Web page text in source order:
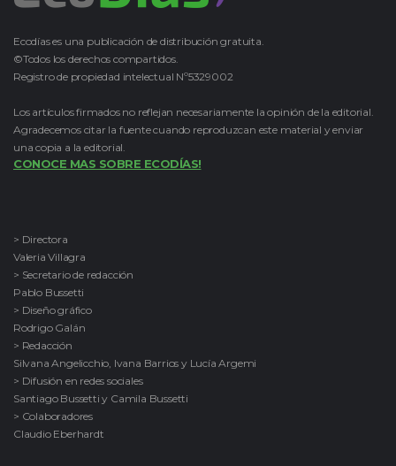
Ecodías es una publicación de distribución gratuita.
©Todos los derechos compartidos.
Registro de propiedad intelectual Nº5329002
Los artículos firmados no reflejan necesariamente la opinión de la editorial.
Agradecemos citar la fuente cuando reproduzcan este material y enviar
una copia a la editorial.
CONOCE MAS SOBRE ECODÍAS!
> Directora
Valeria Villagra
> Secretario de redacción
Pablo Bussetti
> Diseño gráfico
Rodrigo Galán
> Redacción
Silvana Angelicchio, Ivana Barrios y Lucía Argemi
> Difusión en redes sociales
Santiago Bussetti y Camila Bussetti
> Colaboradores
Claudio Eberhardt